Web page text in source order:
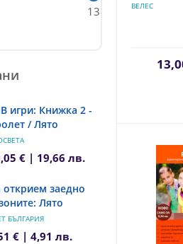
13
игри: Книжка 2 -
/ Лято
€ | 19,66 лв.
открием заедно
Лято
БЪЛГАРИЯ
€ | 4,91 лв.
ВЕЛЕС